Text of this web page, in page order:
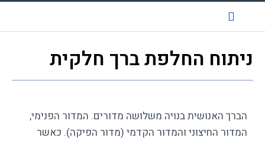
ניתוח החלפת ברך חלקית
הברך האנושית בנויה משלושה מדורים. המדור הפנימי,
המדור החיצוני והמדור הקדמי (מדור הפיקה). כאשר